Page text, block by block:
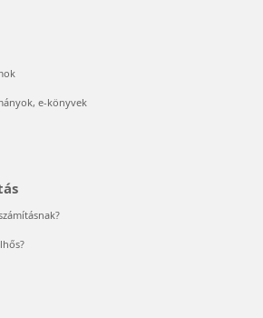
e-könyvek